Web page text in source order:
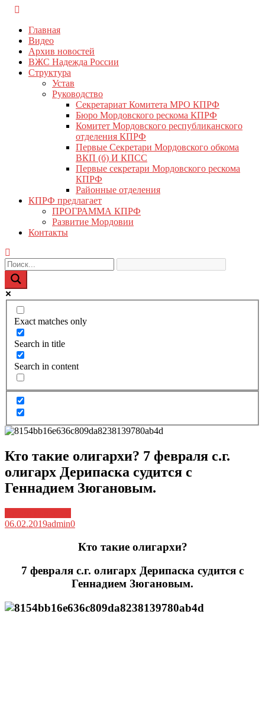
Перейти
содержимому
Главная
Видео
Архив новостей
ВЖС Надежда России
Структура
Устав
Руководство
Секретариат Комитета МРО КПРФ
Бюро Мордовского рескома КПРФ
Комитет Мордовского республиканского
отделения КПРФ
Первые Секретари Мордовского обкома
ВКП (б) И КПСС
Первые секретари Мордовского рескома
КПРФ
Районные отделения
КПРФ предлагает
ПРОГРАММА КПРФ
Развитие Мордовии
Контакты
Exact matches only
Search in title
Search in content
Кто такие олигархи? 7 февраля с.г.
олигарх Дерипаска судится с
Геннадием Зюгановым.
06.02.2019admin0
Кто такие олигархи?
7 февраля с.г. олигарх Дерипаска судится с
Геннадием Зюгановым.